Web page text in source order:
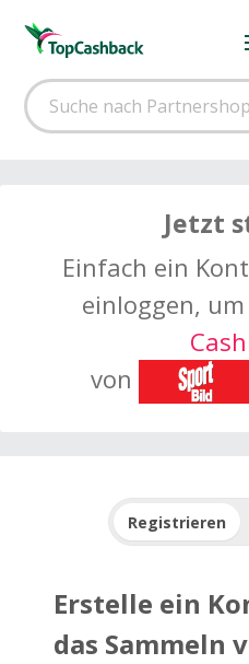
Jetzt
Einfach ein
einloggen, um
von
Registrieren
Erstelle ein
das Sammeln